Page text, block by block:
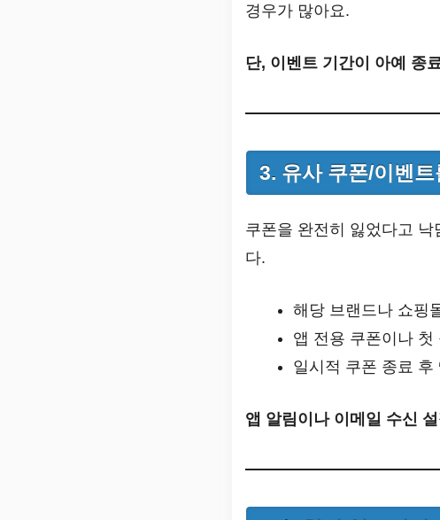
경우가 많아요.
단, 이벤트 기간이 아예 종
3. 유사 쿠폰/이벤
쿠폰을 완전히 잃었다고
다.
해당 브랜드나 쇼핑
앱 전용 쿠폰이나
일시적 쿠폰 종료 후
앱 알림이나 이메일 수신